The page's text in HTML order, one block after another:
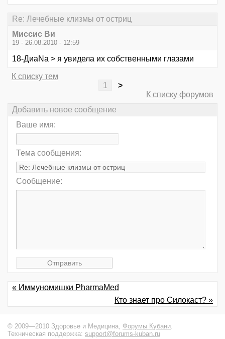
Re: Лечебные клизмы от остриц
Миссис Ви
19 - 26.08.2010 - 12:59
18-ДиаNa > я увидела их собственными глазами
К списку тем
1
>
К списку форумов
Добавить новое сообщение
Ваше имя:
Тема сообщения:
Сообщение:
« Иммуномишки PharmaMed
Кто знает про Силокаст? »
© 2009—2010 Здоровье и Медицина, Форумы Кубани.
Техническая поддержка: support@forums-kuban.ru